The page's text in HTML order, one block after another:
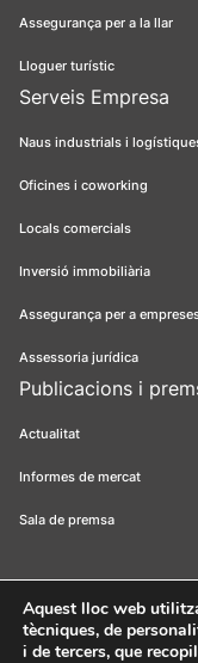
Assegurança per a la llar
Lloguer turístic
Serveis Empresa
Naus industrials i
Oficines i coworking
Locals comercials
Inversió immobiliària
Assegurança per a
Assessoria jurídica
Publicacions i
Actualitat
Informes de mercat
Sala de premsa
Forcadell 2026 Avís legal
Aquest lloc web
tècniques, de
i de tercers, que